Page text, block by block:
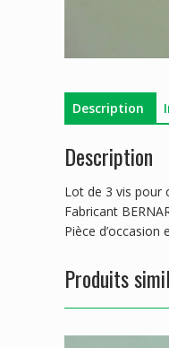
Description
Description
Lot de 3 vis pour
Fabricant
Pièce d’occasion
Produits